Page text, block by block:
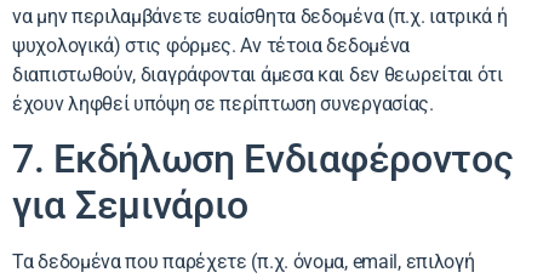
να μην περιλαμβάνετε ευαίσθητα δεδομένα (π.χ. ιατρικά ή
ψυχολογικά) στις φόρμες. Αν τέτοια δεδομένα
διαπιστωθούν, διαγράφονται άμεσα και δεν θεωρείται ότι
έχουν ληφθεί υπόψη σε περίπτωση συνεργασίας.
7. Εκδήλωση Ενδιαφέροντος
για Σεμινάριο
Τα δεδομένα που παρέχετε (π.χ. όνομα, email, επιλογή